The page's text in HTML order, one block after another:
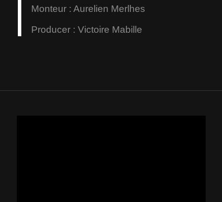
Monteur : Aurelien Merlhes
Producer : Victoire Mabille